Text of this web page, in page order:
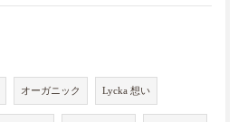
オーガニック Lycka 想い